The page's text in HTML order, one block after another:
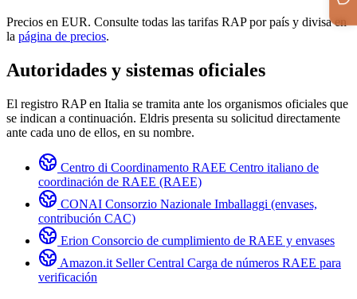
Precios en EUR. Consulte todas las tarifas RAP por país y divisa en
la página de precios.
Autoridades y sistemas oficiales
El registro RAP en Italia se tramita ante los organismos oficiales que
se indican a continuación. Eldris presenta su solicitud directamente
ante cada uno de ellos, en su nombre.
Centro di Coordinamento RAEE Centro italiano de
coordinación de RAEE (RAEE)
CONAI Consorzio Nazionale Imballaggi (envases,
contribución CAC)
Erion Consorcio de cumplimiento de RAEE y envases
Amazon.it Seller Central Carga de números RAEE para
verificación